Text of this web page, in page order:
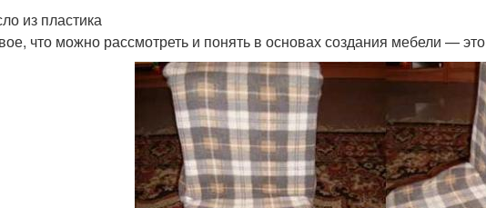
из пластика
что можно рассмотреть и понять в основах создания мебели —